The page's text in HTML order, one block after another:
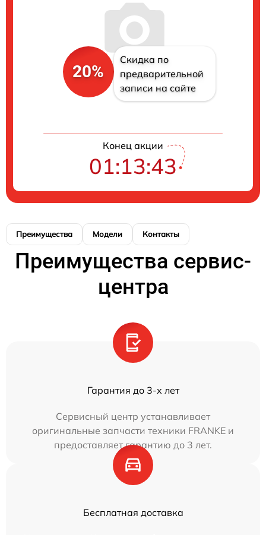
20%
Скидка по
предварительной
записи на сайте
Конец акции
01:13:43
Преимущества Модели Контакты
Преимущества сервис-
центра
Гарантия до 3-х лет
Сервисный центр устанавливает
оригинальные запчасти техники FRANKE и
предоставляет гарантию до 3 лет.
Бесплатная доставка